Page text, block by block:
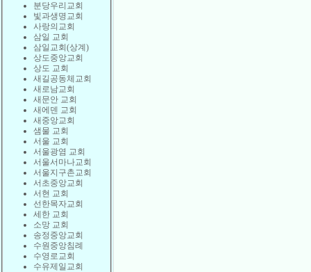
분당우리교회
빛과생명교회
사랑의교회
삼일 교회
삼일교회(상계)
상도중앙교회
상도 교회
새길공동체교회
새로남교회
새문안 교회
새에덴 교회
새중앙교회
샘물 교회
서울 교회
서울광염 교회
서울서마나교회
서울지구촌교회
서초중앙교회
서현 교회
선한목자교회
세한 교회
소망 교회
송정중앙교회
수원중앙침례
수영로교회
수유제일교회